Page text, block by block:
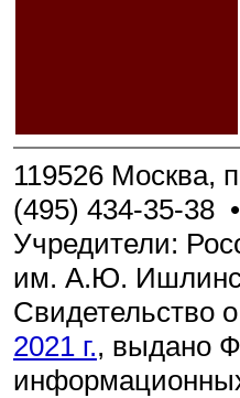
119526 Москва,
(495) 434-35-38 •
Учредители:
им. А.Ю.
Свидетельство
2021 г., выдано